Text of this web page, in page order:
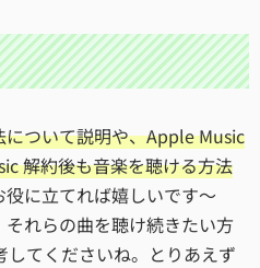
ついて説明や、Apple Music
解約後も音楽を聴ける方法
役に立てれば嬉しいです～
れらの曲を聴け続きたい方
てくださいね。とりあえず